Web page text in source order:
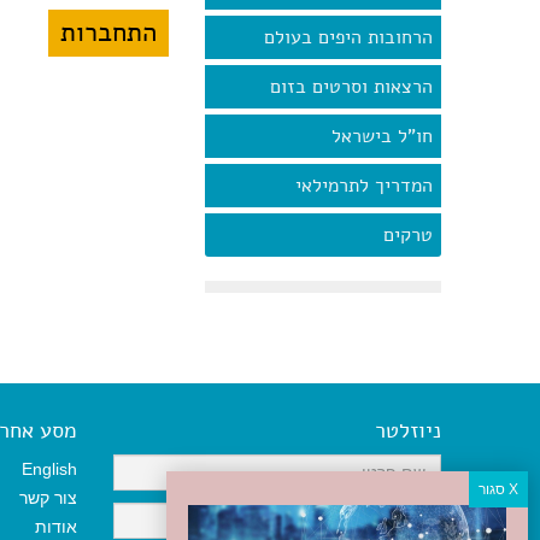
הרחובות היפים בעולם
הרצאות וסרטים בזום
חו"ל בישראל
המדריך לתרמילאי
טרקים
ניוזלטר מסע אחר
English
צור קשר
אודות